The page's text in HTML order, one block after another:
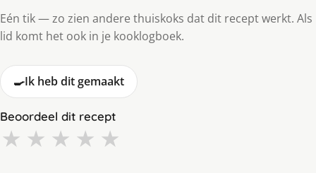
Eén tik — zo zien andere thuiskoks dat dit recept werkt. Als
lid komt het ook in je kooklogboek.
🍳Ik heb dit gemaakt
Beoordeel dit recept
★ ★ ★ ★ ★